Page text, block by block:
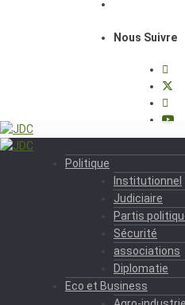
Nous Suivre
Politique
Institutionnel
Judiciaire
Partis
Sécurité
associations
Diplomatie
Eco et Business